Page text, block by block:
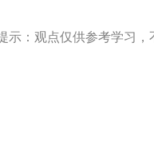
示：观点仅供参考学习，